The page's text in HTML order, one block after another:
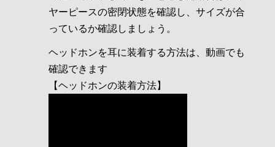
ヤーピースの密閉状態を確認し、サイズが合
っているか確認しましょう。
ヘッドホンを耳に装着する方法は、動画でも
確認できます
【ヘッドホンの装着方法】